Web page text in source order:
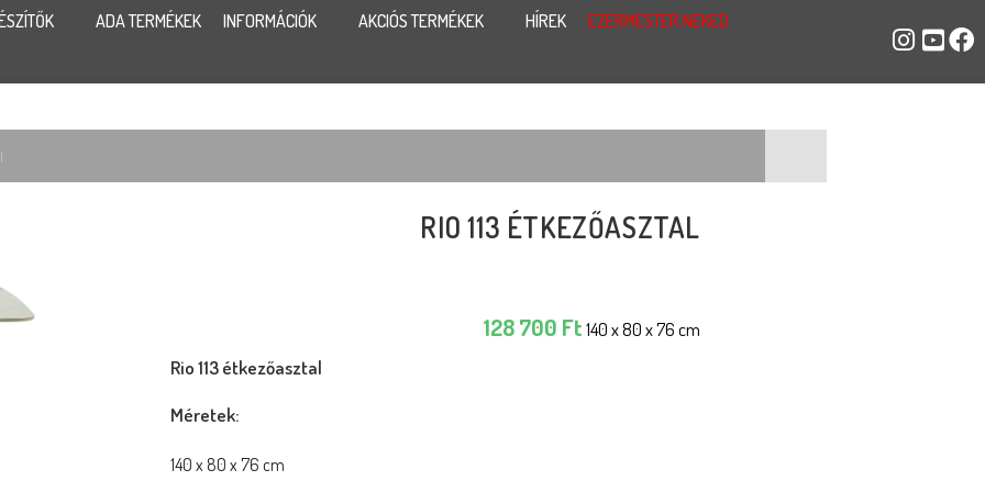
ADA TERMÉKEK INFORMÁCIÓK AKCIÓS TERMÉKEK HÍREK EZERMESTER NEKED
RIO 113 ÉTKEZŐASZTAL
128 700 Ft140 x 80 x 76 cm
Rio 113 étkezőasztal
Méretek:
140 x 80 x 76 cm